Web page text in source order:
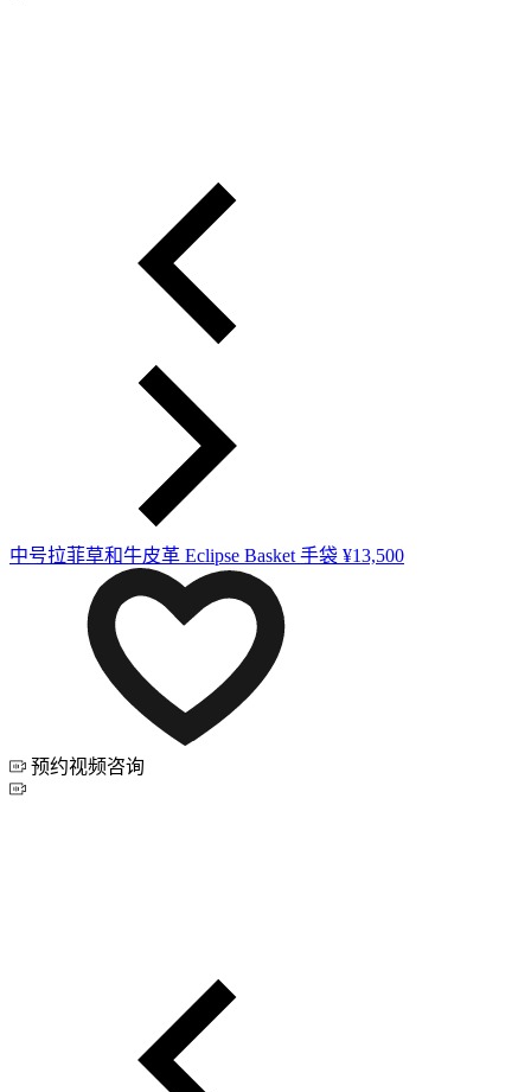
中号拉菲草和牛皮革 Eclipse Basket 手袋 ¥13,500
预约视频咨询